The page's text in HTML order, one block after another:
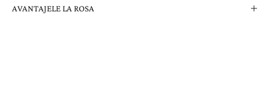
AVANTAJELE LA ROSA